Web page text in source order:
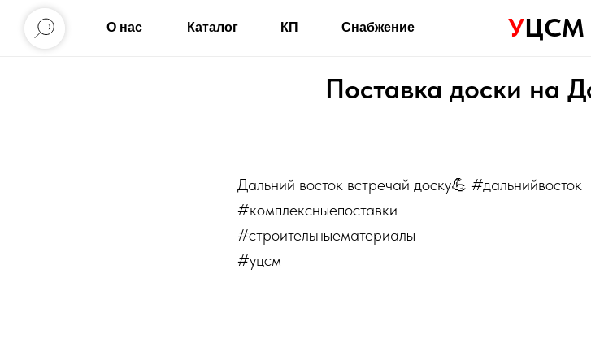
О нас Каталог КП Снабжение УЦСМ
Поставка доски на
Дальний восток встречай доску💪 #дальнийвосток
#комплексныепоставки
#строительныематериалы
#уцсм